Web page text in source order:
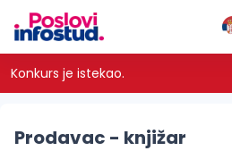
Konkurs je istekao.
Prodavac - knjižar